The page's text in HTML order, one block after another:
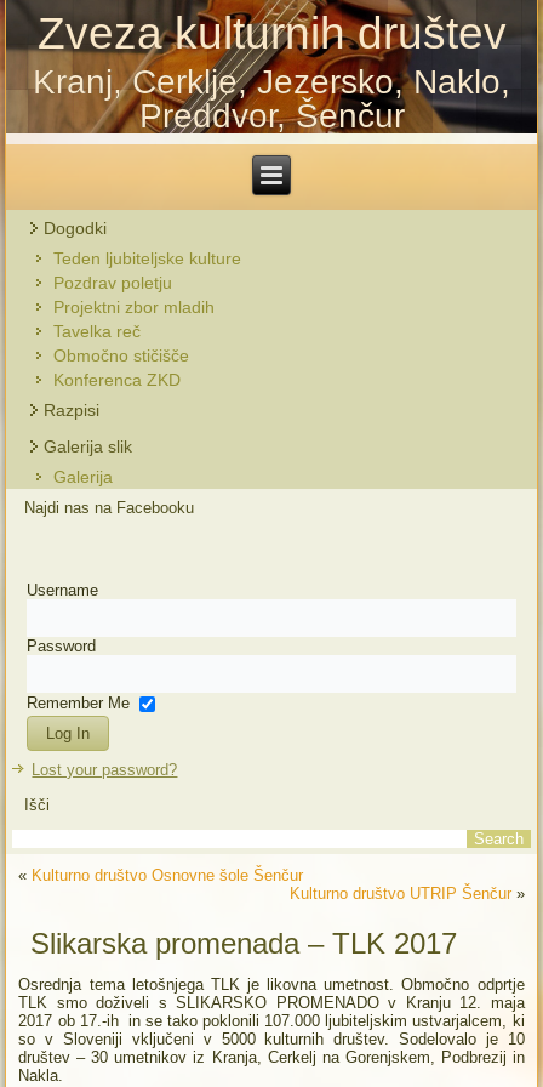
Zveza kulturnih društev
Kranj, Cerklje, Jezersko, Naklo,
Preddvor, Šenčur
Dogodki
Teden ljubiteljske kulture
Pozdrav poletju
Projektni zbor mladih
Tavelka reč
Območno stičišče
Konferenca ZKD
Razpisi
Galerija slik
Galerija
Najdi nas na Facebooku
Username
Password
Remember Me
Lost your password?
Išči
« Kulturno društvo Osnovne šole Šenčur
Kulturno društvo UTRIP Šenčur»
Slikarska promenada – TLK 2017
Osrednja tema letošnjega TLK je likovna umetnost. Območno odprtje
TLK smo doživeli s SLIKARSKO PROMENADO v Kranju 12. maja
2017 ob 17.-ih in se tako poklonili 107.000 ljubiteljskim ustvarjalcem, ki
so v Sloveniji vključeni v 5000 kulturnih društev. Sodelovalo je 10
društev – 30 umetnikov iz Kranja, Cerkelj na Gorenjskem, Podbrezij in
Nakla.